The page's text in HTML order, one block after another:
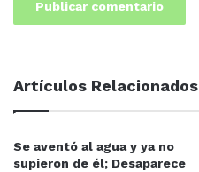
Artículos Relacionados
Se aventó al agua y ya no
supieron de él; Desaparece